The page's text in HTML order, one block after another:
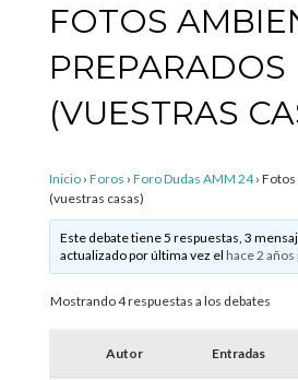
FOTOS
PREPARADOS
(VUESTRAS
Inicio › Foros › Foro Dudas AMM 24 › Fotos
(vuestras casas)
Este debate tiene 5 respuestas, 3
actualizado por última vez el hace 2 años
Mostrando 4 respuestas a los debates
Autor Entradas